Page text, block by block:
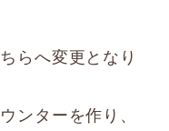
らへ変更となり
ンターを作り、